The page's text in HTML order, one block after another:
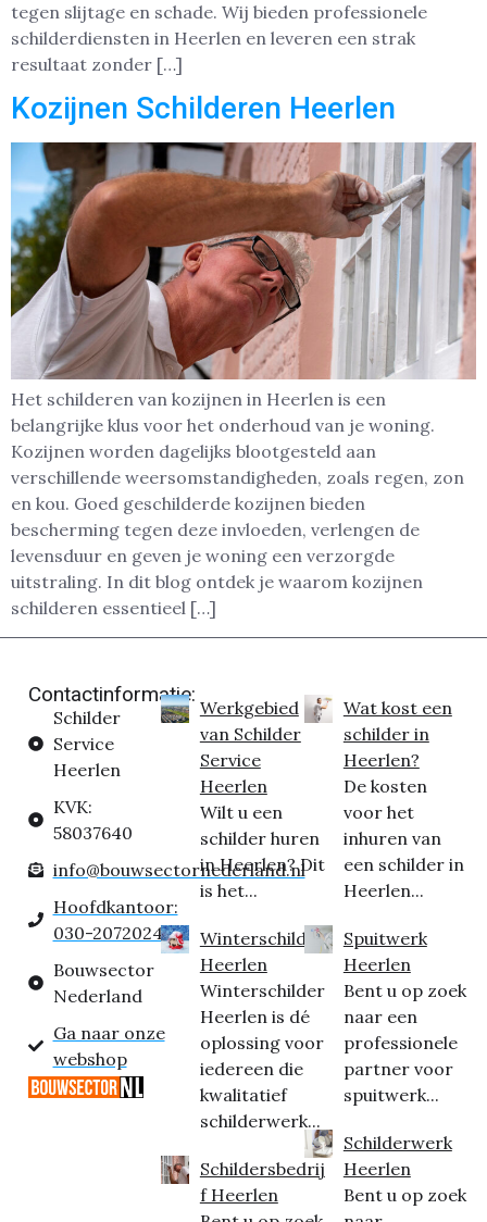
tegen slijtage en schade. Wij bieden professionele
schilderdiensten in Heerlen en leveren een strak
resultaat zonder […]
Kozijnen Schilderen Heerlen
Het schilderen van kozijnen in Heerlen is een
belangrijke klus voor het onderhoud van je woning.
Kozijnen worden dagelijks blootgesteld aan
verschillende weersomstandigheden, zoals regen, zon
en kou. Goed geschilderde kozijnen bieden
bescherming tegen deze invloeden, verlengen de
levensduur en geven je woning een verzorgde
uitstraling. In dit blog ontdek je waarom kozijnen
schilderen essentieel […]
Contactinformatie:
Schilder
Service
Heerlen
KVK:
58037640
info@bouwsectornederland.nl
Hoofdkantoor:
030-2072024
Bouwsector
Nederland
Ga naar onze
webshop
Werkgebied
van Schilder
Service
Heerlen
Wilt u een
schilder huren
in Heerlen? Dit
is het...
Winterschilder
Heerlen
Winterschilder
Heerlen is dé
oplossing voor
iedereen die
kwalitatief
schilderwerk...
Schildersbedrij
f Heerlen
Wat kost een
schilder in
Heerlen?
De kosten
voor het
inhuren van
een schilder in
Heerlen...
Spuitwerk
Heerlen
Bent u op zoek
naar een
professionele
partner voor
spuitwerk...
Schilderwerk
Heerlen
Bent u op zoek